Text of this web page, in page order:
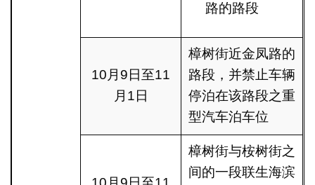
路的路段
10月9日至11
月1日
樟树街近金凤路的
路段，并禁止车辆
停泊在该路段之重
型汽车泊车位
樟树街与桉树街之
间的一段联生海滨